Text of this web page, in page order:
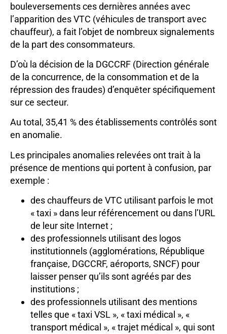
bouleversements ces dernières années avec
l’apparition des VTC (véhicules de transport avec
chauffeur), a fait l’objet de nombreux signalements
de la part des consommateurs.
D’où la décision de la DGCCRF (Direction générale
de la concurrence, de la consommation et de la
répression des fraudes) d’enquêter spécifiquement
sur ce secteur.
Au total, 35,41 % des établissements contrôlés sont
en anomalie.
Les principales anomalies relevées ont trait à la
présence de mentions qui portent à confusion, par
exemple :
des chauffeurs de VTC utilisant parfois le mot
« taxi » dans leur référencement ou dans l’URL
de leur site Internet ;
des professionnels utilisant des logos
institutionnels (agglomérations, République
française, DGCCRF, aéroports, SNCF) pour
laisser penser qu’ils sont agréés par des
institutions ;
des professionnels utilisant des mentions
telles que « taxi VSL », « taxi médical », «
transport médical », « trajet médical », qui sont